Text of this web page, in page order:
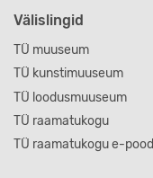
Välislingid
TÜ muuseum
TÜ kunstimuuseum
TÜ loodusmuuseum
TÜ raamatukogu
TÜ raamatukogu e-pood